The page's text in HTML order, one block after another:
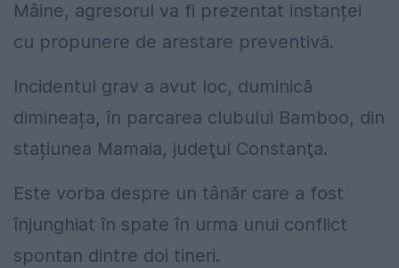
Mâine, agresorul va fi prezentat instanței
cu propunere de arestare preventivă.
Incidentul grav a avut loc, duminică
dimineața, în parcarea clubului Bamboo, din
stațiunea Mamaia, judeţul Constanţa.
Este vorba despre un tânăr care a fost
înjunghiat în spate în urma unui conflict
spontan dintre doi tineri.